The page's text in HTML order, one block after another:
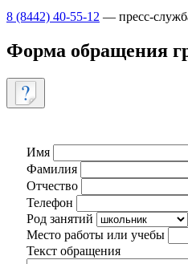
8 (8442) 40-55-12 — пресс-
Форма обращения
Имя
Фамилия
Отчество
Телефон
Род занятий
Место работы или учебы
Текст обращения